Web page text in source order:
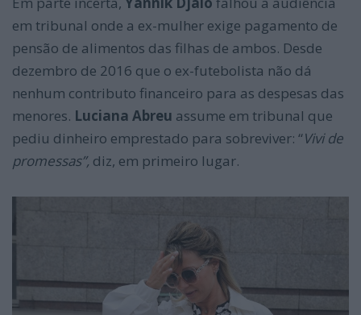
em tribunal onde a ex-mulher exige pagamento de
pensão de alimentos das filhas de ambos. Desde
dezembro de 2016 que o ex-futebolista não dá
nenhum contributo financeiro para as despesas das
menores. Luciana Abreu assume em tribunal que
pediu dinheiro emprestado para sobreviver: “Vivi de
promessas”, diz, em primeiro lugar.